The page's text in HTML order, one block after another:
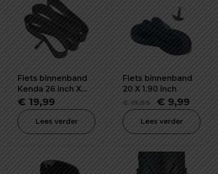
Fiets binnenband
Kenda 26 inch X
4.0 K1188
€ 19,99
Lees verder
Fiets binnenband
20 X 1.90 inch
€19,99
prijs
was:
€ 9,99
prijs
is:
Lees verder